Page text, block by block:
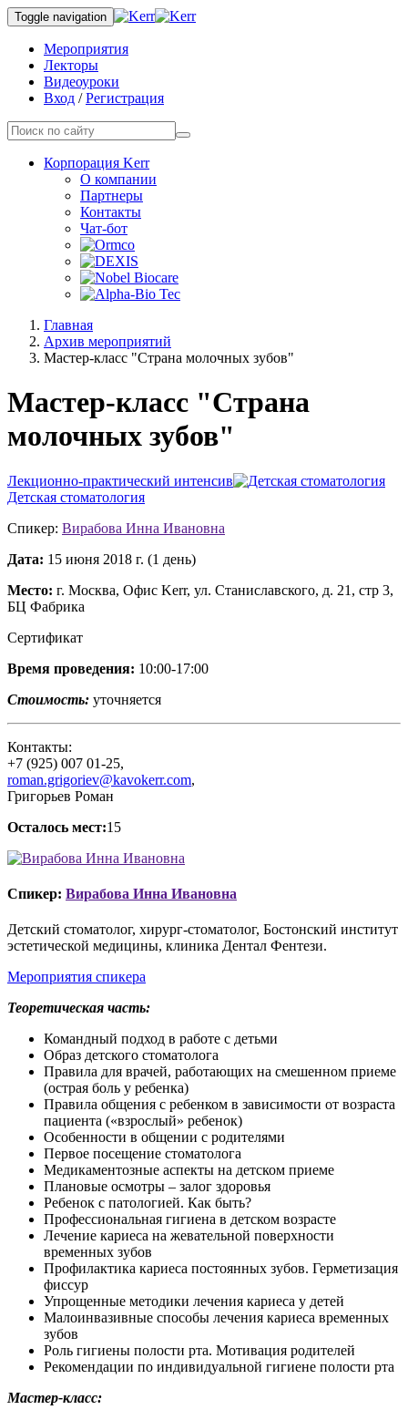
Toggle navigation
Мероприятия
Лекторы
Видеоуроки
Вход /Регистрация
Корпорация Kerr
О компании
Партнеры
Контакты
Чат-бот
Главная
Архив мероприятий
Мастер-класс "Страна молочных зубов"
Мастер-класс "Страна
молочных зубов"
Лекционно-практический интенсив
Детская стоматология
Спикер: Вирабова Инна Ивановна
Дата: 15 июня 2018 г. (1 день)
Место: г. Москва, Офис Kerr, ул. Станиславского, д. 21, стр 3,
БЦ Фабрика
Сертификат
Время проведения: 10:00-17:00
Стоимость: уточняется
Контакты:
+7 (925) 007 01-25,
roman.grigoriev@kavokerr.com,
Григорьев Роман
Осталось мест:15
Спикер: Вирабова Инна Ивановна
Детский стоматолог, хирург-стоматолог, Бостонский институт
эстетической медицины, клиника Дентал Фентези.
Мероприятия спикера
Теоретическая часть:
Командный подход в работе с детьми
Образ детского стоматолога
Правила для врачей, работающих на смешенном приеме
(острая боль у ребенка)
Правила общения с ребенком в зависимости от возраста
пациента («взрослый» ребенок)
Особенности в общении с родителями
Первое посещение стоматолога
Медикаментозные аспекты на детском приеме
Плановые осмотры – залог здоровья
Ребенок с патологией. Как быть?
Профессиональная гигиена в детском возрасте
Лечение кариеса на жевательной поверхности
временных зубов
Профилактика кариеса постоянных зубов. Герметизация
фиссур
Упрощенные методики лечения кариеса у детей
Малоинвазивные способы лечения кариеса временных
зубов
Роль гигиены полости рта. Мотивация родителей
Рекомендации по индивидуальной гигиене полости рта
Мастер-класс: